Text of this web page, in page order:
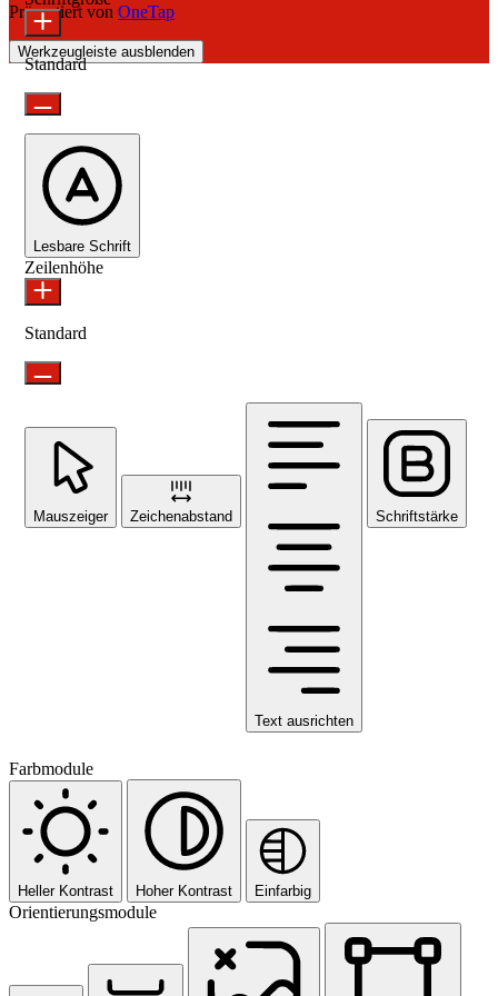
Präsentiert von OneTap
Werkzeugleiste ausblenden
Standard
Lesbare Schrift
Zeilenhöhe
Standard
Mauszeiger Zeichenabstand
Text ausrichten
Schriftstärke
Farbmodule
Heller Kontrast Hoher Kontrast Einfarbig
Orientierungsmodule